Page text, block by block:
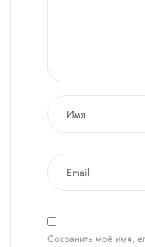
Сохранить моё имя,